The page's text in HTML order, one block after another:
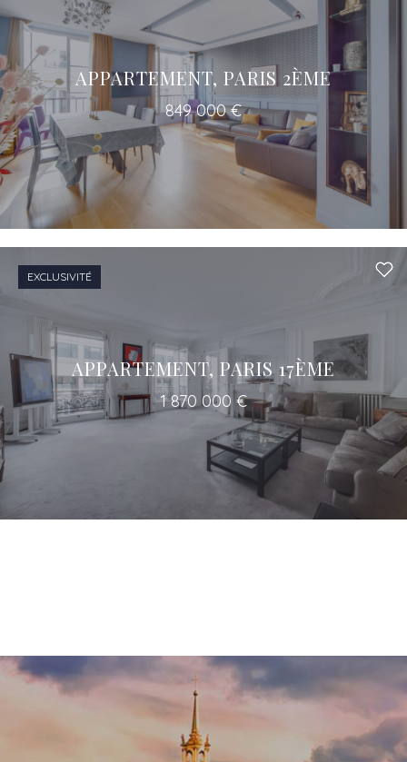
APPARTEMENT, PARIS 2ÈME
849 000 €
APPARTEMENT, PARIS 17ÈME
1 870 000 €
EXCLUSIVITÉ